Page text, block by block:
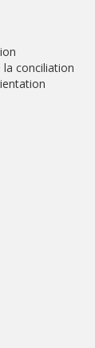
conciliation